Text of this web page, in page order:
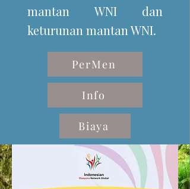
mantan WNI dan
keturunan mantan WNI.
PerMen
Info
Biaya